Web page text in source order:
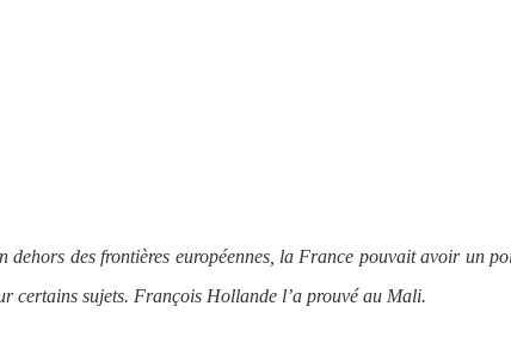
dehors des frontières européennes, la France pouvait avoir un
certains sujets. François Hollande l’a prouvé au Mali.